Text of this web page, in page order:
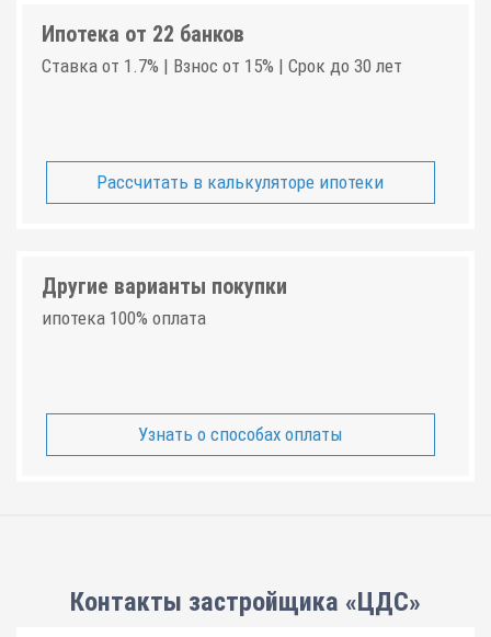
Ипотека от 22 банков
Ставка от 1.7% | Взнос от 15% | Срок до 30 лет
Рассчитать в калькуляторе ипотеки
Другие варианты покупки
ипотека 100% оплата
Узнать о способах оплаты
Контакты застройщика «ЦДС»